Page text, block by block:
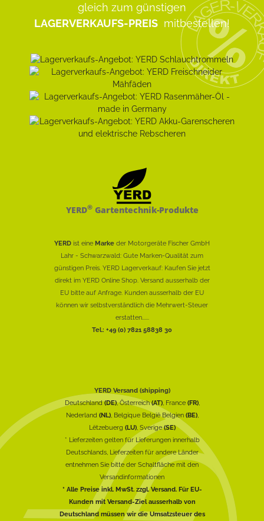
gleich zum günstigen
LAGERVERKAUFS-PREIS mitbestellen!
YERD®Gartentechnik-Produkte
YERD ist eine Marke der Motorgeräte Fischer GmbH
Lahr - Schwarzwald: Gute Marken-Qualität zum
günstigen Preis. YERD Lagerverkauf: Kaufen Sie jetzt
direkt im YERD Online Shop. Versand ausserhalb der
EU bitte auf Anfrage. Kunden ausserhalb der EU
können wir selbstverständlich die Mehrwert-Steuer
erstatten......
Tel.: +49 (0) 7821 58838 30
YERD Versand (shipping)
Deutschland(DE), Österreich(AT), France (FR),
Nederland (NL), Belgique België Belgien (BE),
Lëtzebuerg (LU), Sverige(SE)
* Lieferzeiten gelten für Lieferungen innerhalb
Deutschlands, Lieferzeiten für andere Länder
entnehmen Sie bitte der Schaltfläche mit den
Versandinformationen
* Alle Preise inkl. MwSt. zzgl. Versand. Für EU-
Kunden mit Versand-Ziel ausserhalb von
Deutschland müssen wir die Umsatzsteuer des